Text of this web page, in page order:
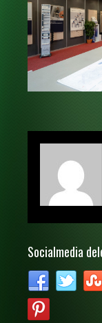
Socialmedia